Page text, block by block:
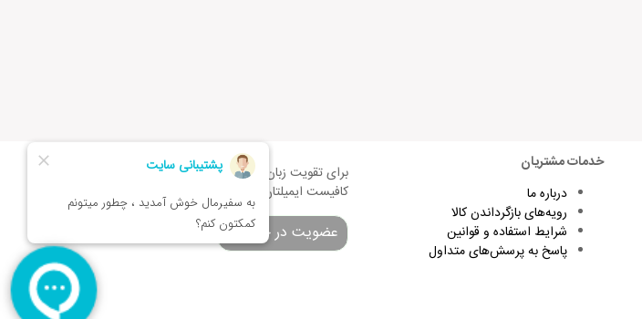
خدمات مشتریان
درباره ما
رویه‌های بازگرداندن کالا
شرایط استفاده و قوانین
پاسخ به پرسش‌های متداول
برای تقویت زبان و اطلاع از تخفیف های ویژه
کافیست ایمیلتان را وارد کنید
عضویت در خبرنامه